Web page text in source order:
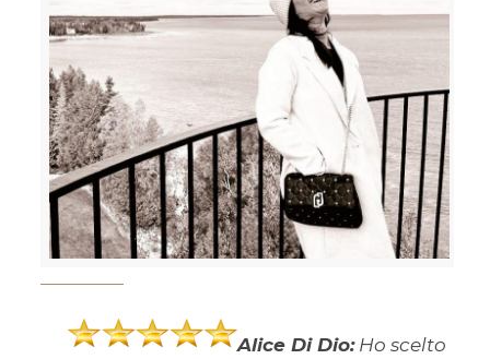
Alice Di Dio:Ho scelto